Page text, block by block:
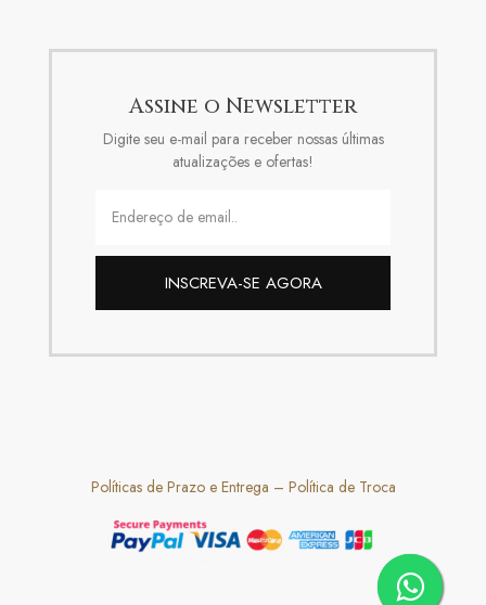
Assine o Newsletter
Digite seu e-mail para receber nossas últimas
atualizações e ofertas!
INSCREVA-SE AGORA
Políticas de Prazo e Entrega – Política de Troca